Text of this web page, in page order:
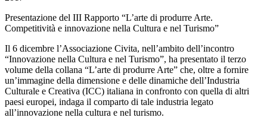
Presentazione del III Rapporto “L’arte di produrre Arte.
Competitività e innovazione nella Cultura e nel Turismo”
Il 6 dicembre l’Associazione Civita, nell’ambito dell’incontro
“Innovazione nella Cultura e nel Turismo”, ha presentato il terzo
volume della collana “L’arte di produrre Arte” che, oltre a fornire
un’immagine della dimensione e delle dinamiche dell’Industria
Culturale e Creativa (ICC) italiana in confronto con quella di altri
paesi europei, indaga il comparto di tale industria legato
all’innovazione nella cultura e nel turismo.